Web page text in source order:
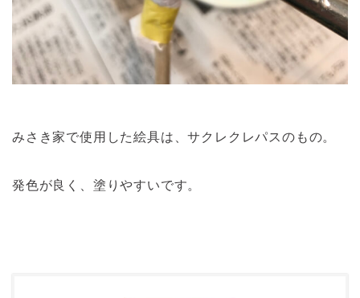
みさき家で使用した絵具は、サクレクレパスのもの。
発色が良く、塗りやすいです。